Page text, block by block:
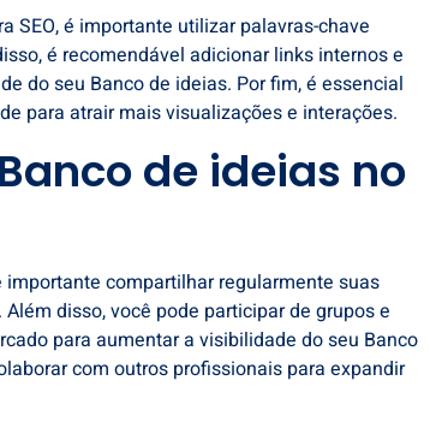
SEO, é importante utilizar palavras-chave
é recomendável adicionar links internos e
do seu Banco de ideias. Por fim, é essencial
para atrair mais visualizações e interações.
de ideias no
compartilhar regularmente suas
disso, você pode participar de grupos e
para aumentar a visibilidade do seu Banco
com outros profissionais para expandir